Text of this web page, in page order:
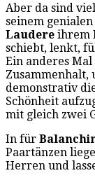
Aber da sind
seinem
Laudere ihrem
schiebt, lenkt,
Ein anderes
Zusammenhalt,
demonstrativ
Schönheit
mit gleich zwei
In für
Paartänzen
Herren und